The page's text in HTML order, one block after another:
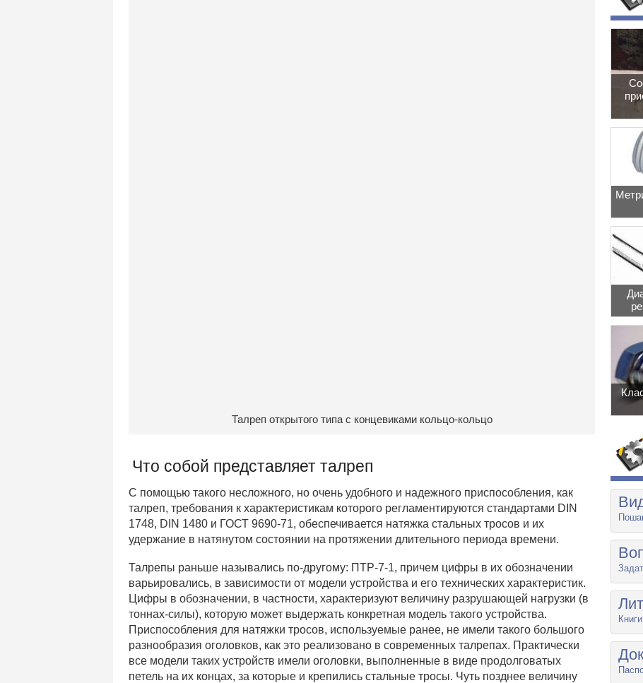
Талреп открытого типа с концевиками кольцо-кольцо
Что собой представляет талреп
С помощью такого несложного, но очень удобного и надежного приспособления, как
талреп, требования к характеристикам которого регламентируются стандартами DIN
1748, DIN 1480 и ГОСТ 9690-71, обеспечивается натяжка стальных тросов и их
удержание в натянутом состоянии на протяжении длительного периода времени.
Талрепы раньше назывались по-другому: ПТР-7-1, причем цифры в их обозначении
варьировались, в зависимости от модели устройства и его технических характеристик.
Цифры в обозначении, в частности, характеризуют величину разрушающей нагрузки (в
тоннах-силы), которую может выдержать конкретная модель такого устройства.
Приспособления для натяжки тросов, используемые ранее, не имели такого большого
разнообразия оголовков, как это реализовано в современных талрепах. Практически
все модели таких устройств имели оголовки, выполненные в виде продолговатых
петель на их концах, за которые и крепились стальные тросы. Чуть позднее величину